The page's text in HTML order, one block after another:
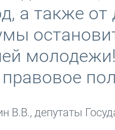
а также от
В.В., депутаты